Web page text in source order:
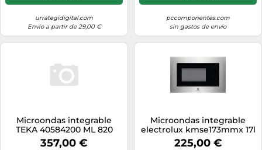
urrategidigital.com
Envío a partir de 29,00 €
pccomponentes.com
sin gastos de envío
Microondas integrable
TEKA 40584200 ML 820
apacidad 20L con Grill Color
357,00 €
Microondas integrable
electrolux kmse173mmx 17l
700 w inox
225,00 €